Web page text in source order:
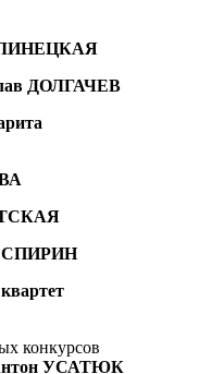
ЛИНЕЦКАЯ
ДОЛГАЧЕВ
СПИРИН
конкурсов
УСАТЮК